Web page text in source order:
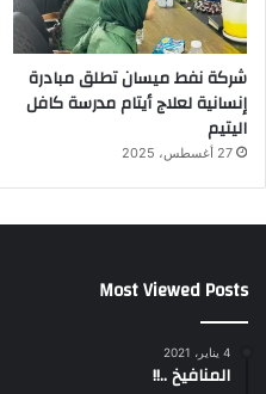
شركة نفط ميسان تطلق مبادرة
إنسانية لعلاج أيتام مدرسة كافل
اليتيم
27 أغسطس، 2025
Most Viewed Posts
4 يناير، 2021
المنافيخ ..!!